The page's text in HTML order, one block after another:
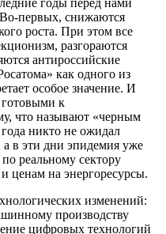
годы перед нами
первых, снижаются
роста. При этом все
разгораются
антироссийские
как одного из
особое значение. И
к
что называют «черным
никто не ожидал
а в эти дни эпидемия уже
реальному сектору
ценам на энергоресурсы.
изменений:
производству
цифровых технологий